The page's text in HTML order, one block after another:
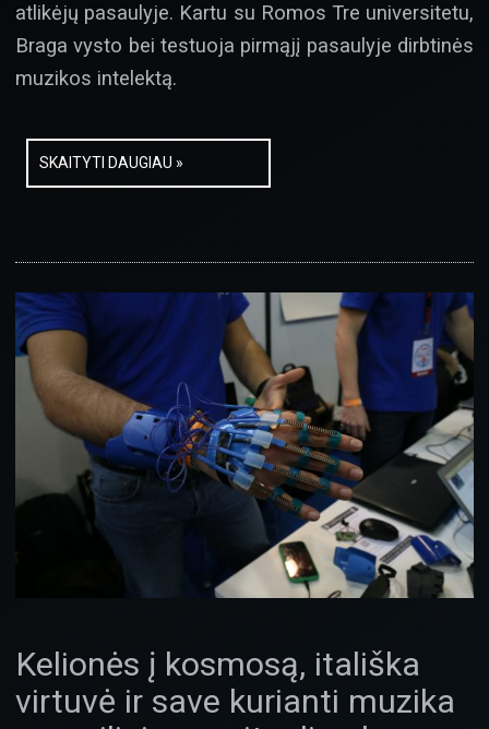
atlikėjų pasaulyje. Kartu su Romos Tre universitetu,
Braga vysto bei testuoja pirmąjį pasaulyje dirbtinės
muzikos intelektą.
SKAITYTI DAUGIAU »
Kelionės į kosmosą, itališka
virtuvė ir save kurianti muzika